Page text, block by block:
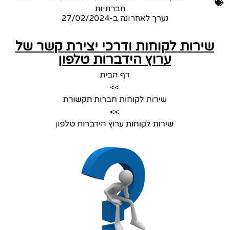
חברתיות
נערך לאחרונה ב-27/02/2024
שירות לקוחות ודרכי יצירת קשר של
ערוץ הידברות טלפון
דף הבית
>>
שירות לקוחות חברות תקשורת
>>
שירות לקוחות ערוץ הידברות טלפון